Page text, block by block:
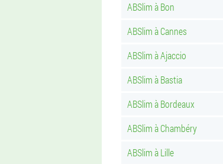
ABSlim à Bon
ABSlim à Cannes
ABSlim à Ajaccio
ABSlim à Bastia
ABSlim à Bordeaux
ABSlim à Chambéry
ABSlim à Lille